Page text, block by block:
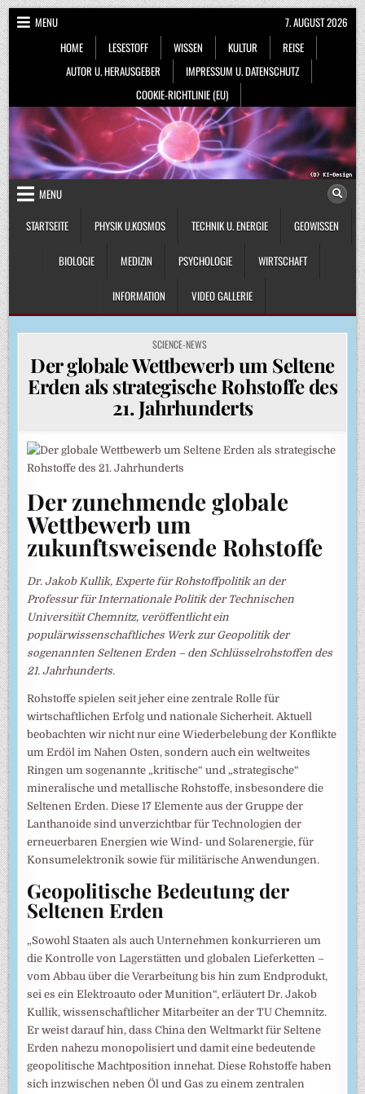
Skip
to
content
MENU
HOME
LESESTOFF WISSEN KULTUR
REISE
AUTOR U. HERAUSGEBER
IMPRESSUM U. DATENSCHUTZ
COOKIE-RICHTLINIE (EU)
7. AUGUST 2026
MENU
STARTSEITE
PHYSIK U.KOSMOS TECHNIK U. ENERGIE GEOWISSEN
BIOLOGIE MEDIZIN PSYCHOLOGIE WIRTSCHAFT
INFORMATION VIDEO GALLERIE
POSTED
IN
SCIENCE-NEWS
Der globale Wettbewerb um Seltene
Erden als strategische Rohstoffe des
21. Jahrhunderts
Der zunehmende globale
Wettbewerb um
zukunftsweisende Rohstoffe
Dr. Jakob Kullik, Experte für Rohstoffpolitik an der
Professur für Internationale Politik der Technischen
Universität Chemnitz, veröffentlicht ein
populärwissenschaftliches Werk zur Geopolitik der
sogenannten Seltenen Erden – den Schlüsselrohstoffen des
21. Jahrhunderts.
Rohstoffe spielen seit jeher eine zentrale Rolle für
wirtschaftlichen Erfolg und nationale Sicherheit. Aktuell
beobachten wir nicht nur eine Wiederbelebung der Konflikte
um Erdöl im Nahen Osten, sondern auch ein weltweites
Ringen um sogenannte „kritische“ und „strategische“
mineralische und metallische Rohstoffe, insbesondere die
Seltenen Erden. Diese 17 Elemente aus der Gruppe der
Lanthanoide sind unverzichtbar für Technologien der
erneuerbaren Energien wie Wind- und Solarenergie, für
Konsumelektronik sowie für militärische Anwendungen.
Geopolitische Bedeutung der
Seltenen Erden
„Sowohl Staaten als auch Unternehmen konkurrieren um
die Kontrolle von Lagerstätten und globalen Lieferketten –
vom Abbau über die Verarbeitung bis hin zum Endprodukt,
sei es ein Elektroauto oder Munition“, erläutert Dr. Jakob
Kullik, wissenschaftlicher Mitarbeiter an der TU Chemnitz.
Er weist darauf hin, dass China den Weltmarkt für Seltene
Erden nahezu monopolisiert und damit eine bedeutende
geopolitische Machtposition innehat. Diese Rohstoffe haben
sich inzwischen neben Öl und Gas zu einem zentralen